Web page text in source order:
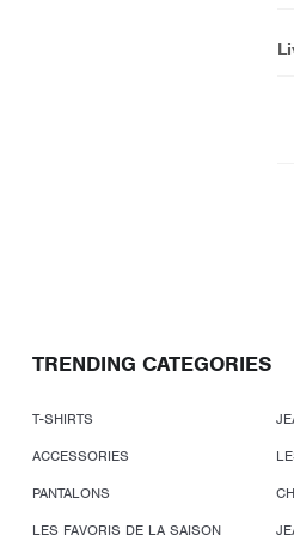
TRENDING CATEGORIES
T-SHIRTS
ACCESSORIES
PANTALONS
LES FAVORIS DE LA SAISON